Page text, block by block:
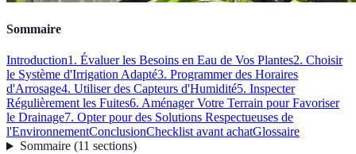
Sommaire
Introduction1. Évaluer les Besoins en Eau de Vos Plantes2. Choisir
le Système d'Irrigation Adapté3. Programmer des Horaires
d'Arrosage4. Utiliser des Capteurs d'Humidité5. Inspecter
Régulièrement les Fuites6. Aménager Votre Terrain pour Favoriser
le Drainage7. Opter pour des Solutions Respectueuses de
l'EnvironnementConclusionChecklist avant achatGlossaire
Sommaire(11 sections)